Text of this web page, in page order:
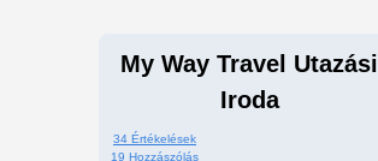
My Way Travel Utazási
Iroda
34 Értékelések
19 Hozzászólás